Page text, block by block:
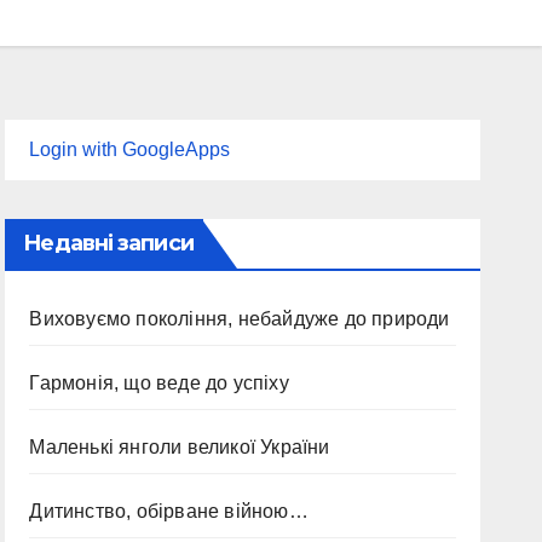
Login with GoogleApps
Недавні записи
Виховуємо покоління, небайдуже до природи
Гармонія, що веде до успіху
Маленькі янголи великої України
Дитинство, обірване війною…